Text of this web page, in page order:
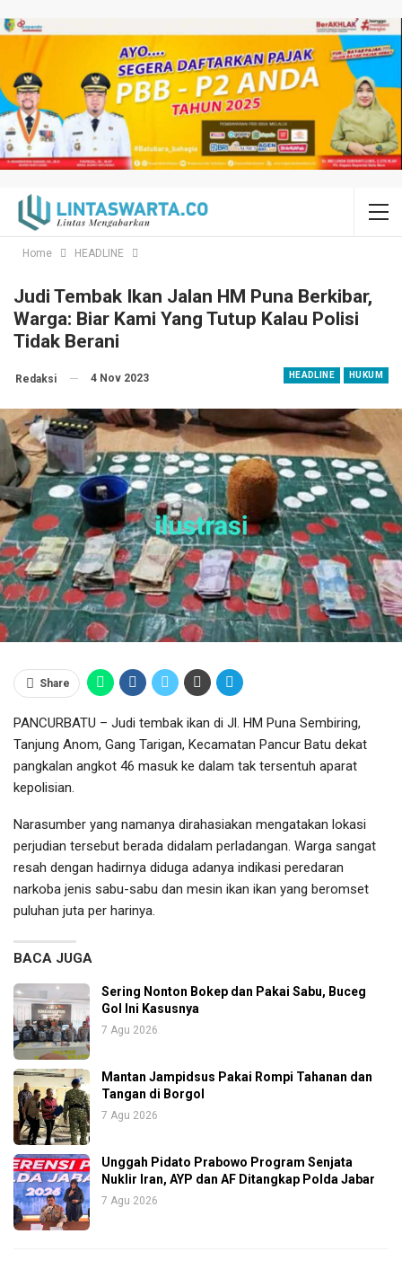
Home HEADLINE
Judi Tembak Ikan Jalan HM Puna Berkibar,
Warga: Biar Kami Yang Tutup Kalau Polisi
Tidak Berani
HEADLINE HUKUM
Redaksi 4 Nov 2023
Share
PANCURBATU – Judi tembak ikan di Jl. HM Puna Sembiring,
Tanjung Anom, Gang Tarigan, Kecamatan Pancur Batu dekat
pangkalan angkot 46 masuk ke dalam tak tersentuh aparat
kepolisian.
Narasumber yang namanya dirahasiakan mengatakan lokasi
perjudian tersebut berada didalam perladangan. Warga sangat
resah dengan hadirnya diduga adanya indikasi peredaran
narkoba jenis sabu-sabu dan mesin ikan ikan yang beromset
puluhan juta per harinya.
BACA JUGA
Sering Nonton Bokep dan Pakai Sabu, Buceg
Gol Ini Kasusnya
7 Agu 2026
Mantan Jampidsus Pakai Rompi Tahanan dan
Tangan di Borgol
7 Agu 2026
Unggah Pidato Prabowo Program Senjata
Nuklir Iran, AYP dan AF Ditangkap Polda Jabar
7 Agu 2026